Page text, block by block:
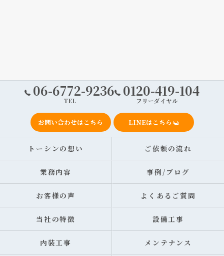
06-6772-9236
TEL
0120-419-104
フリーダイヤル
お問い合わせはこちら LINEはこちら
トーシンの想い ご依頼の流れ
業務内容 事例/ブログ
お客様の声 よくあるご質問
当社の特徴 設備工事
内装工事 メンテナンス